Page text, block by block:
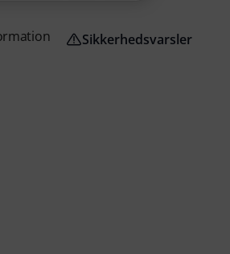
Sikkerhedsvarsler